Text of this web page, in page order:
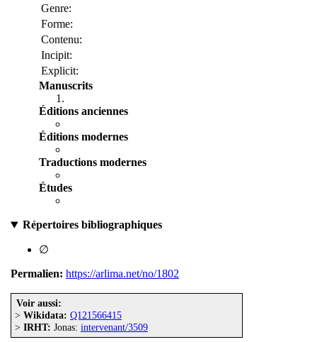
Genre:
Forme:
Contenu:
Incipit:
Explicit:
Manuscrits
Éditions anciennes
Éditions modernes
Traductions modernes
Études
Répertoires bibliographiques
∅
Permalien: https://arlima.net/no/1802
Voir aussi:
> Wikidata: Q121566415
> IRHT: Jonas: intervenant/3509